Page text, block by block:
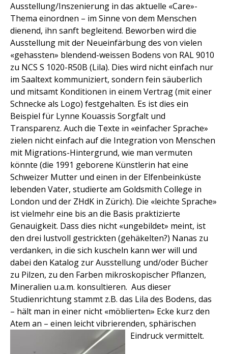
Ausstellung/Inszenierung in das aktuelle «Care»-
Thema einordnen – im Sinne von dem Menschen
dienend, ihn sanft begleitend. Beworben wird die
Ausstellung mit der Neueinfärbung des von vielen
«gehassten» blendend-weissen Bodens von RAL 9010
zu NCS S 1020-R50B (Lila). Dies wird nicht einfach nur
im Saaltext kommuniziert, sondern fein säuberlich
und mitsamt Konditionen in einem Vertrag (mit einer
Schnecke als Logo) festgehalten. Es ist dies ein
Beispiel für Lynne Kouassis Sorgfalt und
Transparenz. Auch die Texte in «einfacher Sprache»
zielen nicht einfach auf die Integration von Menschen
mit Migrations-Hintergrund, wie man vermuten
könnte (die 1991 geborene Künstlerin hat eine
Schweizer Mutter und einen in der Elfenbeinküste
lebenden Vater, studierte am Goldsmith College in
London und der ZHdK in Zürich). Die «leichte Sprache»
ist vielmehr eine bis an die Basis praktizierte
Genauigkeit. Dass dies nicht «ungebildet» meint, ist
den drei lustvoll gestrickten (gehäkelten?) Nanas zu
verdanken, in die sich kuscheln kann wer will und
dabei den Katalog zur Ausstellung und/oder Bücher
zu Pilzen, zu den Farben mikroskopischer Pflanzen,
Mineralien u.a.m. konsultieren. Aus dieser
Studienrichtung stammt z.B. das Lila des Bodens, das
– hält man in einer nicht «möblierten» Ecke kurz den
Atem an – einen leicht vibrierenden, sphärischen
Eindruck vermittelt.